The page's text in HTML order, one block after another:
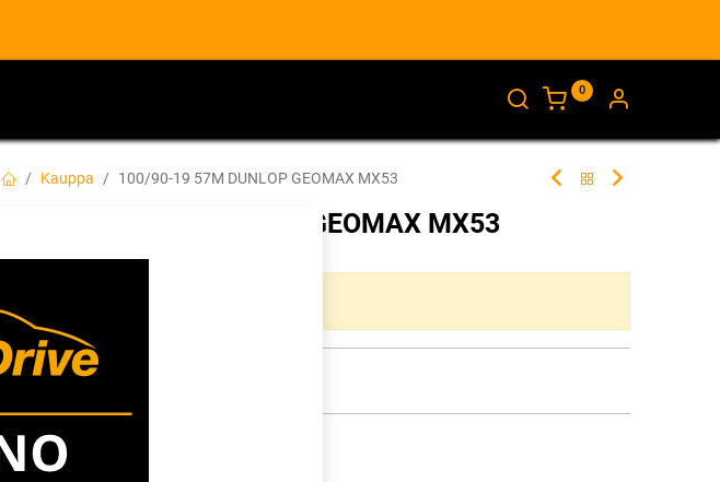
0
Kauppa 100/90-19 57M DUNLOP GEOMAX MX53
100/90-19 57M DUNLOP GEOMAX MX53
EAN:5452000826367
DUNLOP
Jaa
Toimitusehdot